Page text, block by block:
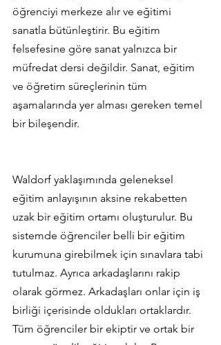
öğrenciyi merkeze alır ve eğitimi
sanatla bütünleştirir. Bu eğitim
felsefesine göre sanat yalnızca bir
müfredat dersi değildir. Sanat, eğitim
ve öğretim süreçlerinin tüm
aşamalarında yer alması gereken temel
bir bileşendir.
Waldorf yaklaşımında geleneksel
eğitim anlayışının aksine rekabetten
uzak bir eğitim ortamı oluşturulur. Bu
sistemde öğrenciler belli bir eğitim
kurumuna girebilmek için sınavlara tabi
tutulmaz. Ayrıca arkadaşlarını rakip
olarak görmez. Arkadaşları onlar için iş
birliği içerisinde oldukları ortaklardır.
Tüm öğrenciler bir ekiptir ve ortak bir